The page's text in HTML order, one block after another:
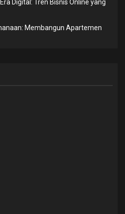
Digital: Tren Bisnis Online yang
Membangun Apartemen